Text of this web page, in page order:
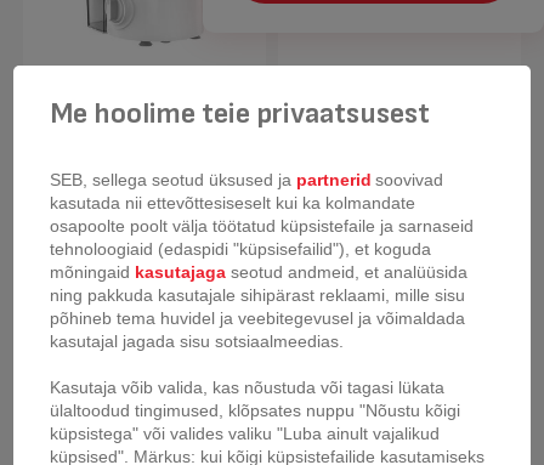
Mahlapress Tefal
Aeglasel kiirusel
uus uus
Me hoolime teie privaatsusest
SEB, sellega seotud üksused ja partnerid soovivad
kasutada nii ettevõttesiseselt kui ka kolmandate
osapoolte poolt välja töötatud küpsistefaile ja sarnaseid
tehnoloogiaid (edaspidi "küpsisefailid"), et koguda
mõningaid kasutajaga seotud andmeid, et analüüsida
ning pakkuda kasutajale sihipärast reklaami, mille sisu
põhineb tema huvidel ja veebitegevusel ja võimaldada
kasutajal jagada sisu sotsiaalmeedias.
Kasutaja võib valida, kas nõustuda või tagasi lükata
ülaltoodud tingimused, klõpsates nuppu "Nõustu kõigi
küpsistega" või valides valiku "Luba ainult vajalikud
küpsised". Märkus: kui kõigi küpsistefailide kasutamiseks